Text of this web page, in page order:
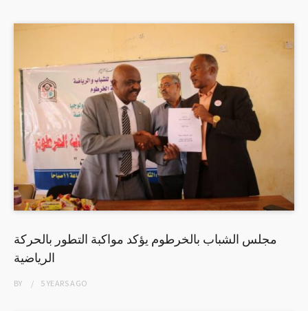
مجلس الشباب بالخرطوم يؤكد مواكبة التطور بالحركة
الرياضية
BY 5 YEARSAGO